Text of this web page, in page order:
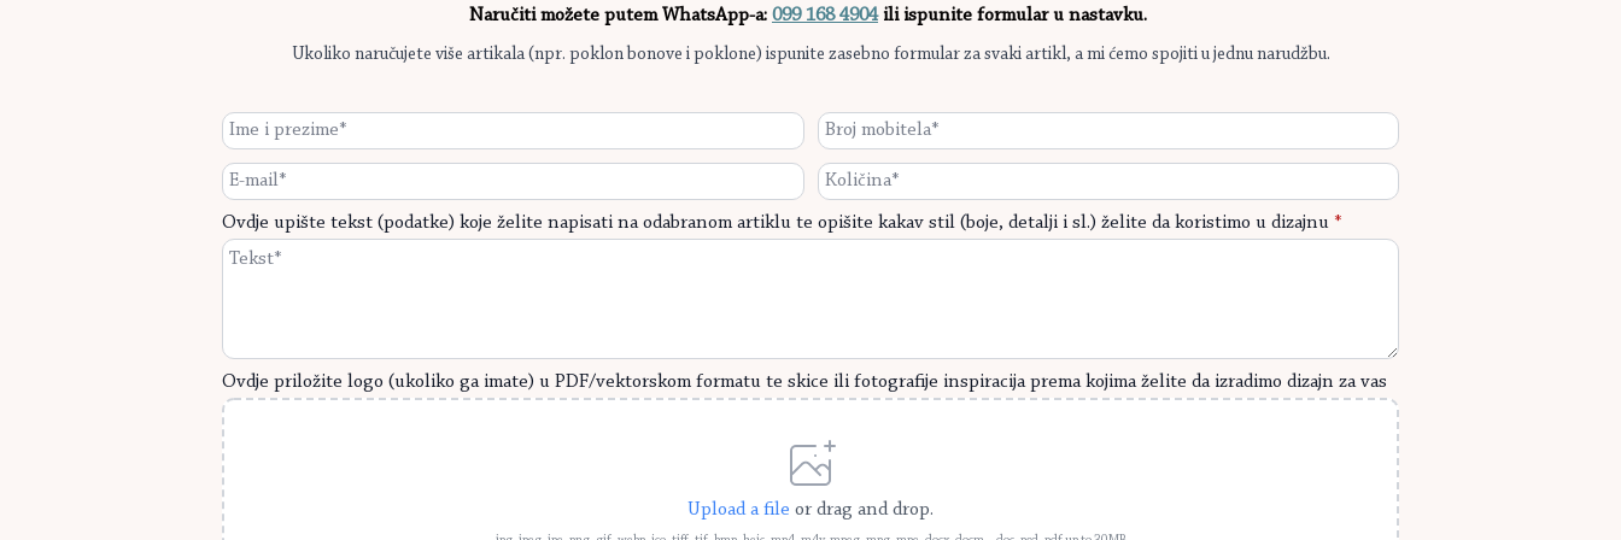
Naručiti možete putem WhatsApp-a: 099 168 4904ili ispunite formular u nastavku.
Ukoliko naručujete više artikala (npr. poklon bonove i poklone) ispunite zasebno formular za svaki artikl, a mi ćemo spojiti u jednu narudžbu.
Ime
i
prezime
*
Broje
mobitela
*
E-
mail
*
Količina
Ovdje upište tekst (podatke) koje želite napisati na odabranom artiklu te opišite kakav stil (boje, detalji i sl.) želite da koristimo u dizajnu *
Ovdje priložite logo (ukoliko ga imate) u PDF/vektorskom formatu te skice ili fotografije inspiracija prema kojima želite da izradimo dizajn za vas
Upload a file or drag and drop.